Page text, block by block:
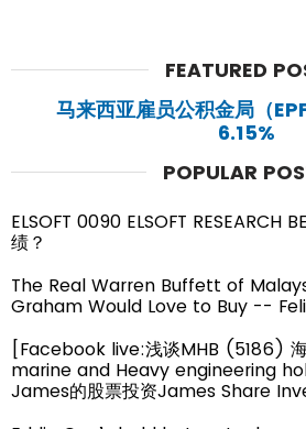
FEATURED
马来西亚雇员公积金局（
6.15%
POPULAR
ELSOFT 0090 ELSOFT RESEARCH
绩？
The Real Warren Buffett of
Graham Would Love to Buy --
[Facebook live:浅谈MHB (5186)
marine and Heavy engineering
James的股票投资James Share